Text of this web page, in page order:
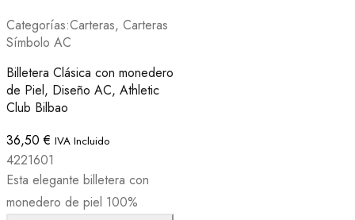
Categorías:Carteras, Carteras
Símbolo AC
Billetera Clásica con monedero
de Piel, Diseño AC, Athletic
Club Bilbao
36,50€ IVA Incluido
4221601
Esta elegante billetera con
monedero de piel 100%